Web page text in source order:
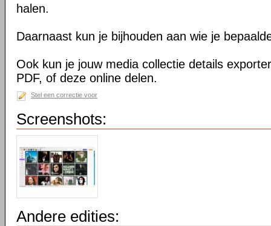
halen.
Daarnaast kun je bijhouden aan wie je
Ook kun je jouw media collectie details
PDF, of deze online delen.
Stel een correctie voor
Screenshots:
Andere edities: